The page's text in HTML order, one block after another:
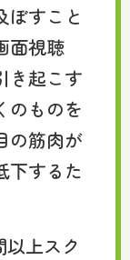
ぼすこと
面視聴
き起こす
のものを
の筋肉が
下するた
以上スク